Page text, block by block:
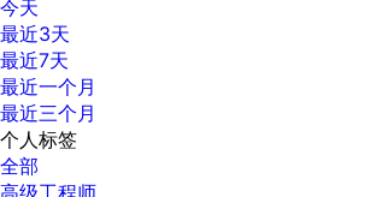
今天
最近3天
最近7天
最近一个月
最近三个月
个人标签
全部
高级工程师